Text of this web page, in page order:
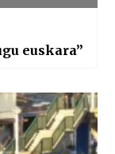
dugu euskara”